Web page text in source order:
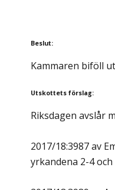
Beslut:
Kammaren biföll
Utskottets förslag:
Riksdagen avslår
2017/18:3987 av
yrkandena 2-4 och